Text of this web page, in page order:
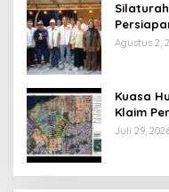
Agustus 2,
Kuasa
Klaim
Juli 29,